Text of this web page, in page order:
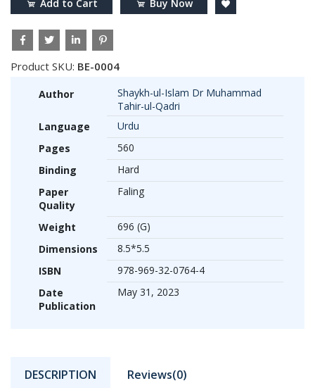
Add to Cart Buy Now
Product SKU: BE-0004
Author
Shaykh-ul-Islam Dr Muhammad
Tahir-ul-Qadri
Language
Urdu
Pages
560
Binding
Hard
Paper
Quality
Faling
Weight
696 (G)
Dimensions
8.5*5.5
ISBN
978-969-32-0764-4
Date
Publication
May 31, 2023
DESCRIPTION Reviews(0)